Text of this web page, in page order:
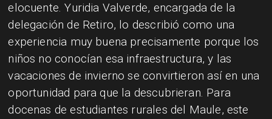
elocuente. Yuridia Valverde, encargada de la
delegación de Retiro, lo describió como una
experiencia muy buena precisamente porque los
niños no conocían esa infraestructura, y las
vacaciones de invierno se convirtieron así en una
oportunidad para que la descubrieran. Para
docenas de estudiantes rurales del Maule, este